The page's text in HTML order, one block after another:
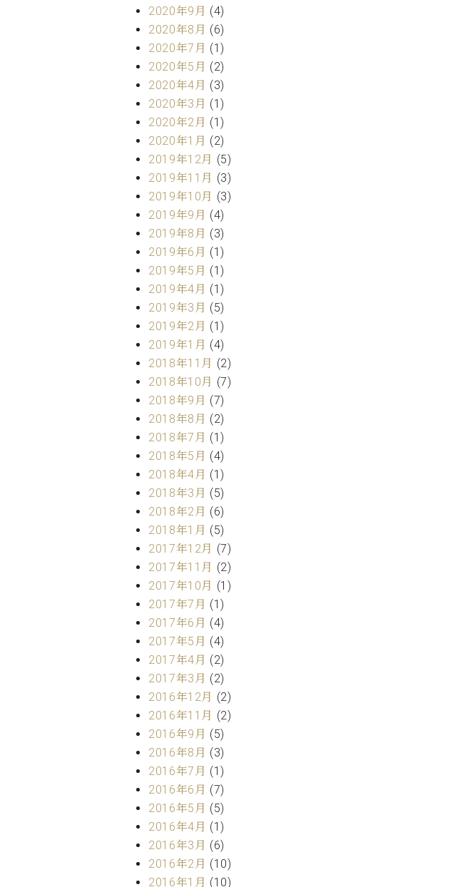
2020年9月 (4)
2020年8月 (6)
2020年7月 (1)
2020年5月 (2)
2020年4月 (3)
2020年3月 (1)
2020年2月 (1)
2020年1月 (2)
2019年12月 (5)
2019年11月 (3)
2019年10月 (3)
2019年9月 (4)
2019年8月 (3)
2019年6月 (1)
2019年5月 (1)
2019年4月 (1)
2019年3月 (5)
2019年2月 (1)
2019年1月 (4)
2018年11月 (2)
2018年10月 (7)
2018年9月 (7)
2018年8月 (2)
2018年7月 (1)
2018年5月 (4)
2018年4月 (1)
2018年3月 (5)
2018年2月 (6)
2018年1月 (5)
2017年12月 (7)
2017年11月 (2)
2017年10月 (1)
2017年7月 (1)
2017年6月 (4)
2017年5月 (4)
2017年4月 (2)
2017年3月 (2)
2016年12月 (2)
2016年11月 (2)
2016年9月 (5)
2016年8月 (3)
2016年7月 (1)
2016年6月 (7)
2016年5月 (5)
2016年4月 (1)
2016年3月 (6)
2016年2月 (10)
2016年1月 (10)